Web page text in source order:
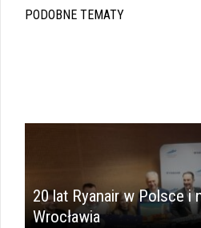
PODOBNE TEMATY
20 lat Ryanair w Polsce i
Wrocławia